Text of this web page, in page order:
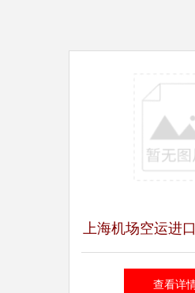
上海机场空运进
关代理公司图
查看详